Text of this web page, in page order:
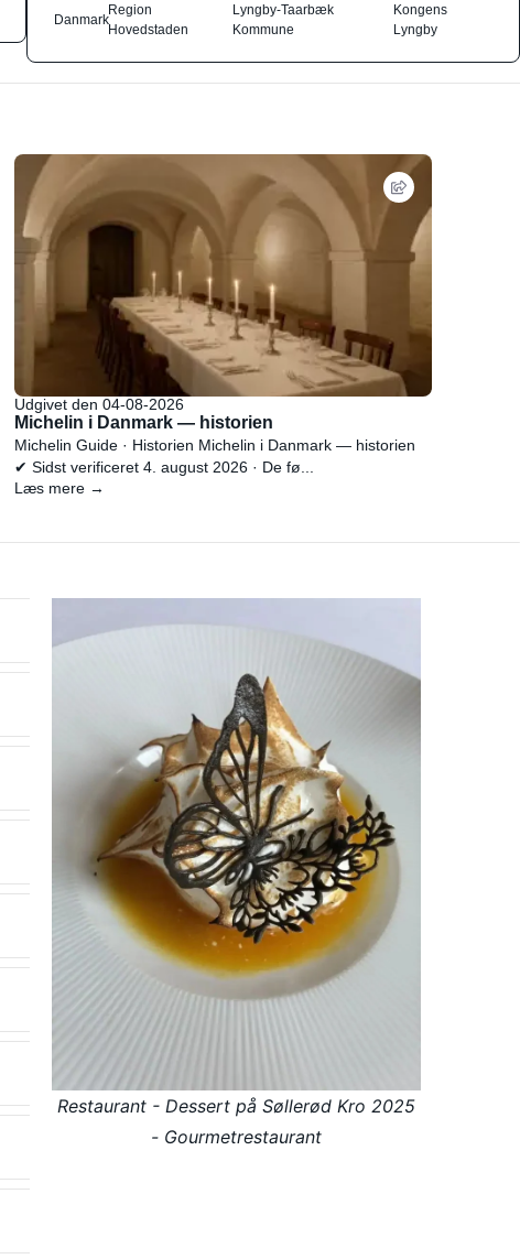
Danmark
Region
Hovedstaden
Lyngby-Taarbæk
Kommune
Kongens
Lyngby
Udgivet den 04-08-2026
Michelin i Danmark — historien
Michelin Guide · Historien Michelin i Danmark — historien
✔ Sidst verificeret 4. august 2026 · De fø...
Læs mere →
Restaurant - Dessert på Søllerød Kro 2025
- Gourmetrestaurant